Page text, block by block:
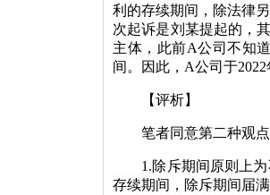
利的存续期间，除法律
次起诉是刘某提起的，
主体，此前A公司不知
间。因此，A公司于
【评析】
笔者同意第二种观点
1.除斥期间原则上为
存续期间，除斥期间届